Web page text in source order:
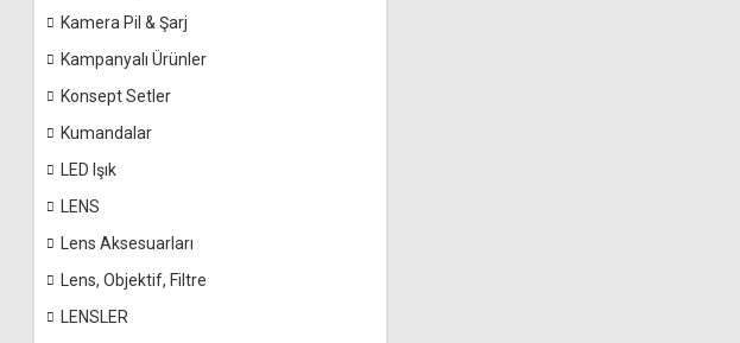
Kamera Pil & Şarj
Kampanyalı Ürünler
Konsept Setler
Kumandalar
LED Işık
LENS
Lens Aksesuarları
Lens, Objektif, Filtre
LENSLER